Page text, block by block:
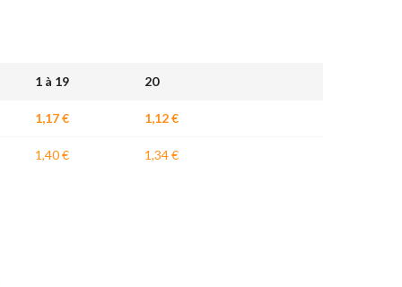
1 à 19 20
1,17 € 1,12 €
1,40 € 1,34 €